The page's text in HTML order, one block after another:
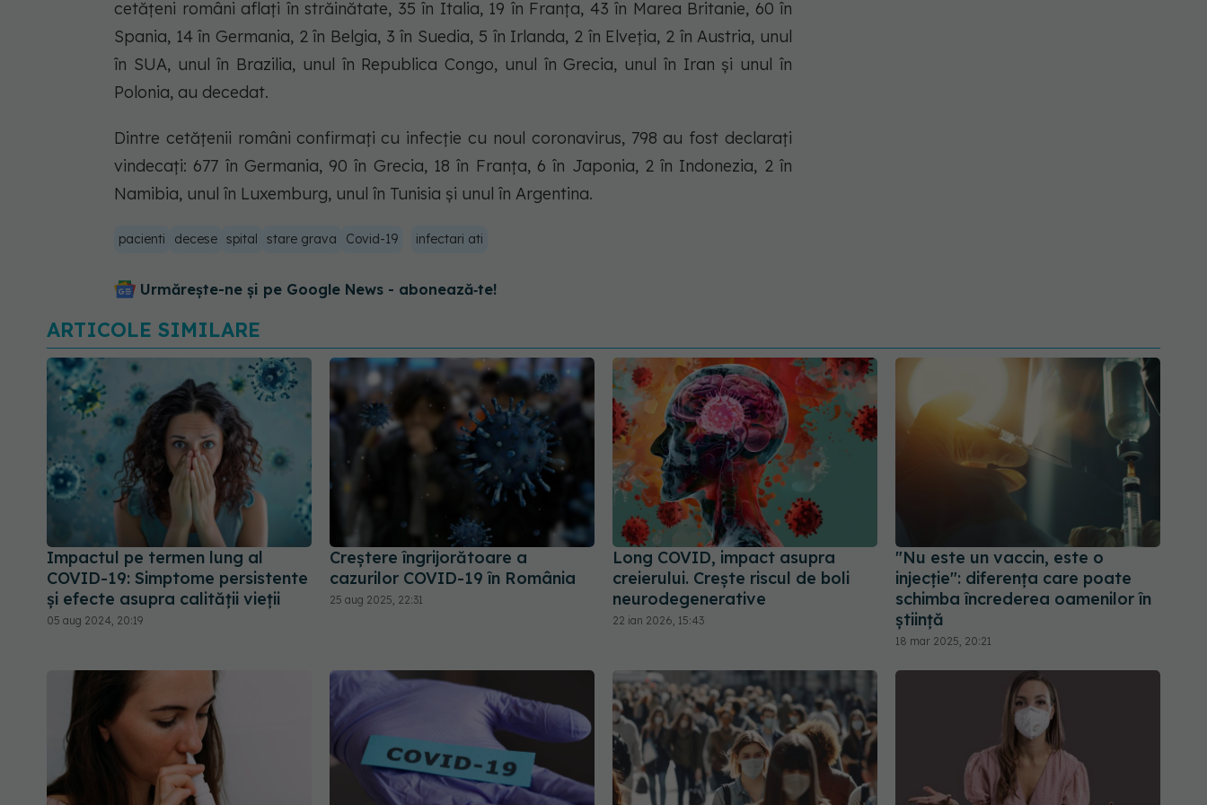
cetățeni români aflați în străinătate, 35 în Italia, 19 în Franța, 43 în Marea Britanie, 60 în
Spania, 14 în Germania, 2 în Belgia, 3 în Suedia, 5 în Irlanda, 2 în Elveția, 2 în Austria, unul
în SUA, unul în Brazilia, unul în Republica Congo, unul în Grecia, unul în Iran și unul în
Polonia, au decedat.
Dintre cetățenii români confirmați cu infecție cu noul coronavirus, 798 au fost declarați
vindecați: 677 în Germania, 90 în Grecia, 18 în Franța, 6 în Japonia, 2 în Indonezia, 2 în
Namibia, unul în Luxemburg, unul în Tunisia și unul în Argentina.
pacienti decese spital stare grava Covid-19 infectari ati
Urmărește-ne și pe Google News - abonează‑te!
ARTICOLE SIMILARE
Impactul pe termen lung al
COVID-19: Simptome persistente
și efecte asupra calității vieții
05 aug 2024, 20:19
Creștere îngrijorătoare a
cazurilor COVID-19 în România
25 aug 2025, 22:31
Long COVID, impact asupra
creierului. Crește riscul de boli
neurodegenerative
22 ian 2026, 15:43
"Nu este un vaccin, este o
injecție": diferența care poate
schimba încrederea oamenilor în
știință
18 mar 2025, 20:21